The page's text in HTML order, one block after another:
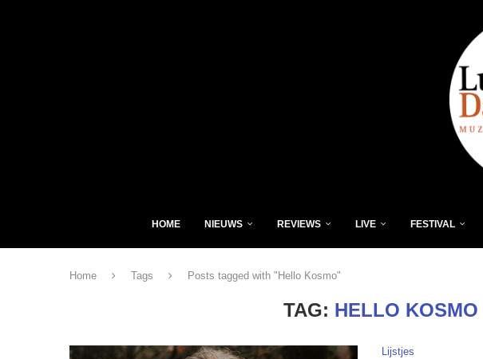
HOME NIEUWS REVIEWS LIVE FESTIVAL
Home Tags Posts tagged with "Hello Kosmo"
TAG: HELLO KOSMO
Lijstjes